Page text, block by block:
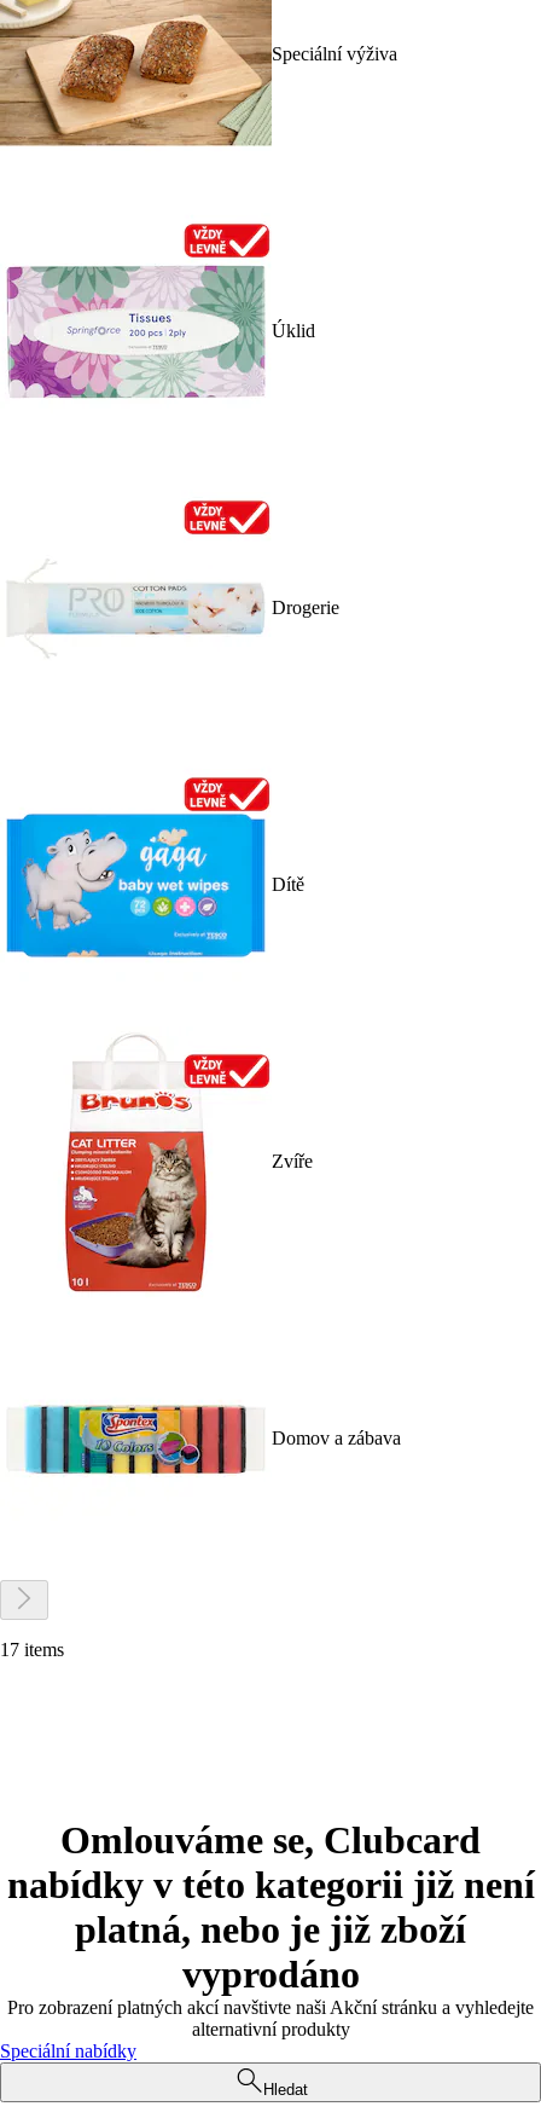
Speciální výživa
Úklid
Drogerie
Dítě
Zvíře
Domov a zábava
17 items
Omlouváme se, Clubcard
nabídky v této kategorii již není
platná, nebo je již zboží
vyprodáno
Pro zobrazení platných akcí navštivte naši Akční stránku a vyhledejte
alternativní produkty
Speciální nabídky
Hledat